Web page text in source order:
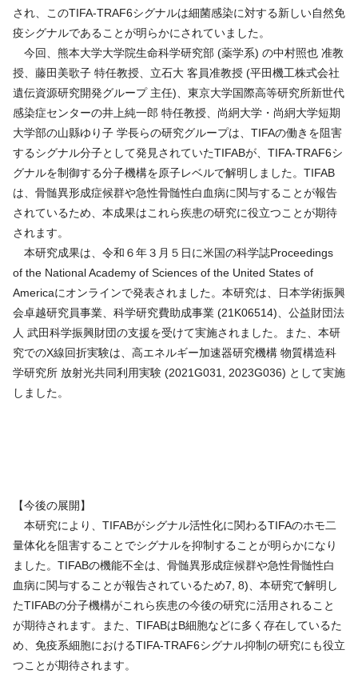
され、このTIFA-TRAF6シグナルは細菌感染に対する新しい自然免
疫シグナルであることが明らかにされていました。
今回、熊本大学大学院生命科学研究部 (薬学系) の中村照也 准教
授、藤田美歌子 特任教授、立石大 客員准教授 (平田機工株式会社
遺伝資源研究開発グループ 主任)、東京大学国際高等研究所新世代
感染症センターの井上純一郎 特任教授、尚絅大学・尚絅大学短期
大学部の山縣ゆり子 学長らの研究グループは、TIFAの働きを阻害
するシグナル分子として発見されていたTIFABが、TIFA-TRAF6シ
グナルを制御する分子機構を原子レベルで解明しました。TIFAB
は、骨髄異形成症候群や急性骨髄性白血病に関与することが報告
されているため、本成果はこれら疾患の研究に役立つことが期待
されます。
本研究成果は、令和６年３月５日に米国の科学誌Proceedings
of the National Academy of Sciences of the United States of
Americaにオンラインで発表されました。本研究は、日本学術振興
会卓越研究員事業、科学研究費助成事業 (21K06514)、公益財団法
人 武田科学振興財団の支援を受けて実施されました。また、本研
究でのX線回折実験は、高エネルギー加速器研究機構 物質構造科
学研究所 放射光共同利用実験 (2021G031, 2023G036) として実施
しました。
【今後の展開】
本研究により、TIFABがシグナル活性化に関わるTIFAのホモ二
量体化を阻害することでシグナルを抑制することが明らかになり
ました。TIFABの機能不全は、骨髄異形成症候群や急性骨髄性白
血病に関与することが報告されているため7, 8)、本研究で解明し
たTIFABの分子機構がこれら疾患の今後の研究に活用されること
が期待されます。また、TIFABはB細胞などに多く存在しているた
め、免疫系細胞におけるTIFA-TRAF6シグナル抑制の研究にも役立
つことが期待されます。